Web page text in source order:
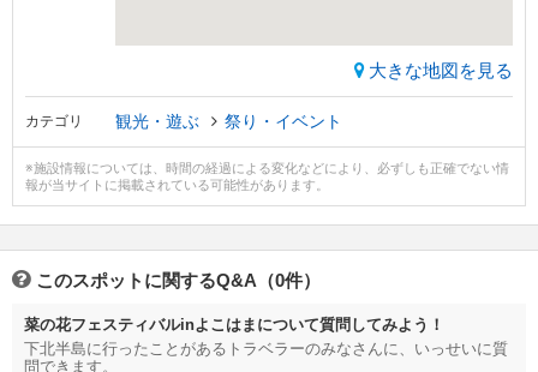
大きな地図を見る
カテゴリ 観光・遊ぶ 祭り・イベント
※施設情報については、時間の経過による変化などにより、必ずしも正確でない情
報が当サイトに掲載されている可能性があります。
このスポットに関するQ&A（0件）
菜の花フェスティバルinよこはまについて質問してみよう！
下北半島に行ったことがあるトラベラーのみなさんに、いっせいに質
問できます。